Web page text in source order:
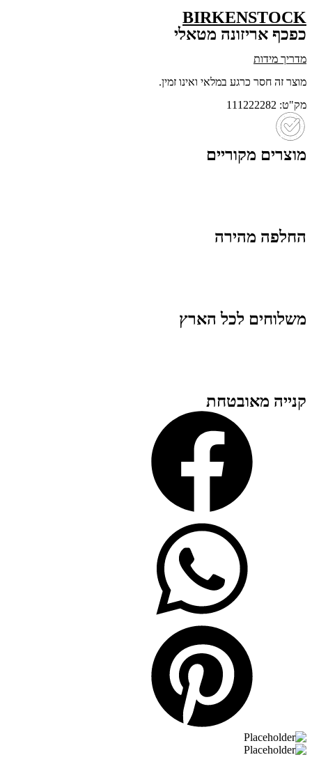
BIRKENSTOCK
כפכף אריזונה מטאלי
מדריך מידות
מוצר זה חסר כרגע במלאי ואינו זמין.
מק"ט: 111222282
מוצרים מקוריים
החלפה מהירה
משלוחים לכל הארץ
קנייה מאובטחת